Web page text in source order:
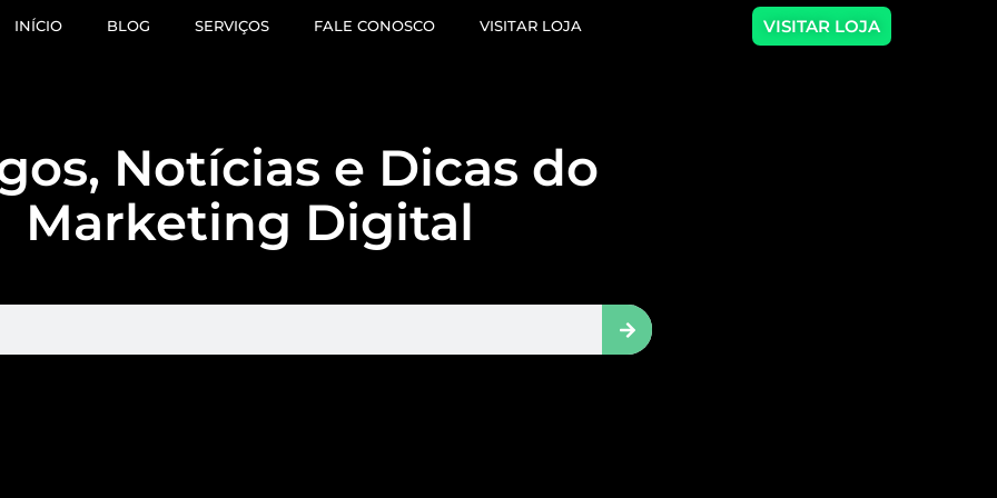
INÍCIO BLOG SERVIÇOS FALE CONOSCO VISITAR LOJA VISITAR LOJA
Notícias e Dicas do
Marketing Digital